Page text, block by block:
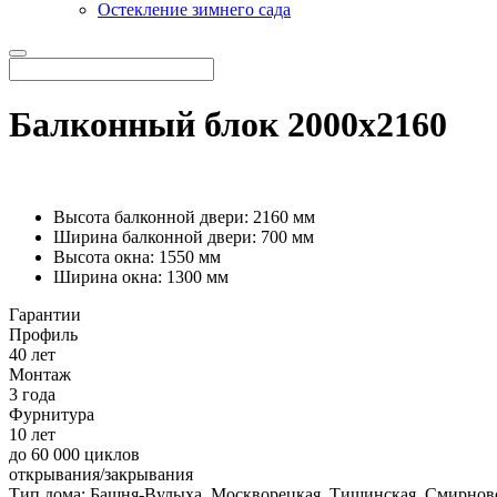
Остекление зимнего сада
Балконный блок 2000х2160
Высота балконной двери: 2160 мм
Ширина балконной двери: 700 мм
Высота окна: 1550 мм
Ширина окна: 1300 мм
Гарантии
Профиль
40 лет
Монтаж
3 года
Фурнитура
10 лет
до 60 000 циклов
открывания/закрывания